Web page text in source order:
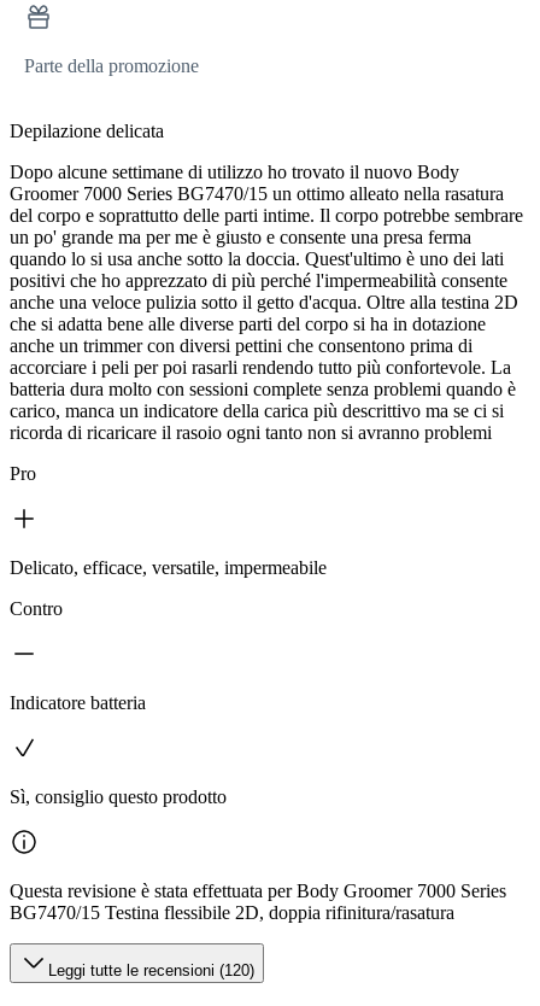
Parte della promozione
Depilazione delicata
Dopo alcune settimane di utilizzo ho trovato il nuovo Body
Groomer 7000 Series BG7470/15 un ottimo alleato nella rasatura
del corpo e soprattutto delle parti intime. Il corpo potrebbe sembrare
un po' grande ma per me è giusto e consente una presa ferma
quando lo si usa anche sotto la doccia. Quest'ultimo è uno dei lati
positivi che ho apprezzato di più perché l'impermeabilità consente
anche una veloce pulizia sotto il getto d'acqua. Oltre alla testina 2D
che si adatta bene alle diverse parti del corpo si ha in dotazione
anche un trimmer con diversi pettini che consentono prima di
accorciare i peli per poi rasarli rendendo tutto più confortevole. La
batteria dura molto con sessioni complete senza problemi quando è
carico, manca un indicatore della carica più descrittivo ma se ci si
ricorda di ricaricare il rasoio ogni tanto non si avranno problemi
Pro
Delicato, efficace, versatile, impermeabile
Contro
Indicatore batteria
Sì, consiglio questo prodotto
Questa revisione è stata effettuata per Body Groomer 7000 Series
BG7470/15 Testina flessibile 2D, doppia rifinitura/rasatura
Leggi tutte le recensioni (120)